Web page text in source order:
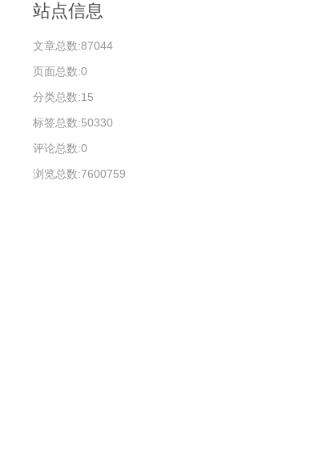
站点信息
文章总数:87044
页面总数:0
分类总数:15
标签总数:50330
评论总数:0
浏览总数:7600759